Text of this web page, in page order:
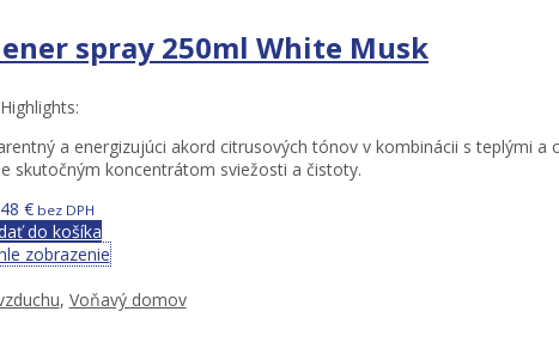
spray 250ml White Musk
Highlights:
a energizujúci akord citrusových tónov v kombinácii s teplými a
skutočným koncentrátom sviežosti a čistoty.
€bez DPH
do košíka
zobrazenie
, Voňavý domov